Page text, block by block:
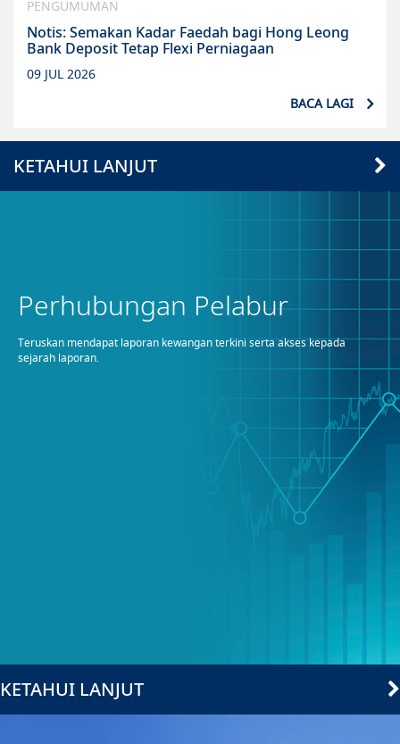
PENGUMUMAN
Notis: Semakan Kadar Faedah bagi Hong Leong
Bank Deposit Tetap Flexi Perniagaan
09 JUL 2026
BACA LAGI
KETAHUI LANJUT
Perhubungan Pelabur
Teruskan mendapat laporan kewangan terkini serta akses kepada
sejarah laporan.
KETAHUI LANJUT